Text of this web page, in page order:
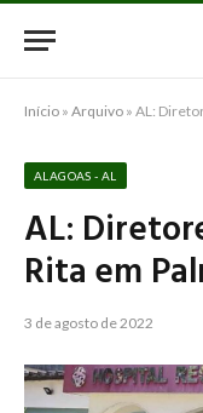
Início » Arquivo » AL:
ALAGOAS - AL
AL:
Rita em
3 de agosto de 2022